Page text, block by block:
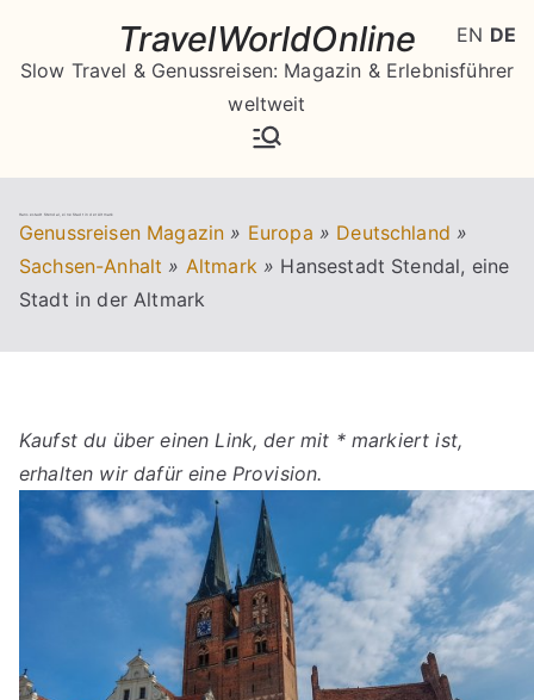
springen
TravelWorldOnline
Slow Travel & Genussreisen: Magazin & Erlebnisführer
weltweit
Hansestadt Stendal, eine Stadt in der Altmark
Genussreisen Magazin » Europa » Deutschland »
Sachsen-Anhalt » Altmark » Hansestadt Stendal, eine
Stadt in der Altmark
Kaufst du über einen Link, der mit * markiert ist,
erhalten wir dafür eine Provision.
EN DE